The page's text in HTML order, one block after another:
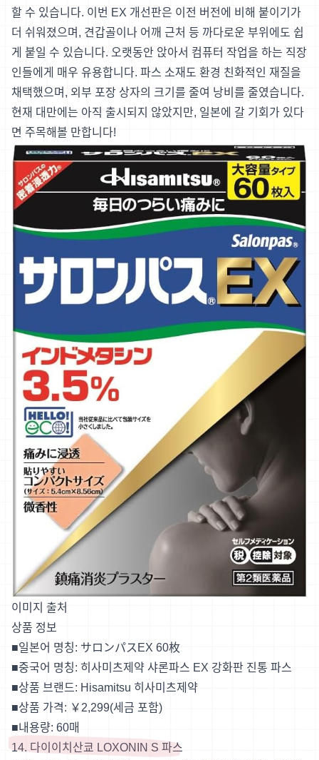
할 수 있습니다. 이번 EX 개선판은 이전 버전에 비해 붙이기가
더 쉬워졌으며, 견갑골이나 어깨 근처 등 까다로운 부위에도 쉽
게 붙일 수 있습니다. 오랫동안 앉아서 컴퓨터 작업을 하는 직장
인들에게 매우 유용합니다. 파스 소재도 환경 친화적인 재질을
채택했으며, 외부 포장 상자의 크기를 줄여 낭비를 줄였습니다.
현재 대만에는 아직 출시되지 않았지만, 일본에 갈 기회가 있다
면 주목해볼 만합니다!
이미지 출처
상품 정보
■일본어 명칭: サロンパスEX 60枚
■중국어 명칭: 히사미츠제약 샤론파스 EX 강화판 진통 파스
■상품 브랜드: Hisamitsu 히사미츠제약
■상품 가격: ￥2,299(세금 포함)
■내용량: 60매
14. 다이이치산쿄 LOXONIN S 파스